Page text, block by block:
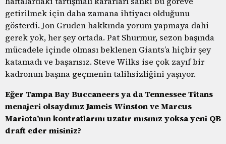
getirilmek için daha zamana ihtiyacı olduğunu
gösterdi. Jon Gruden hakkında yorum yapmaya dahi
gerek yok, her şey ortada. Pat Shurmur, sezon başında
mücadele içinde olması beklenen Giants’a hiçbir şey
katamadı ve başarısız. Steve Wilks ise çok zayıf bir
kadronun başına geçmenin talihsizliğini yaşıyor.
Eğer Tampa Bay Buccaneers ya da Tennessee Titans
menajeri olsaydınız Jameis Winston ve Marcus
Mariota’nın kontratlarını uzatır mısınız yoksa yeni QB
draft eder misiniz?